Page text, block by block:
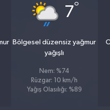
7°
Bölgesel düzensiz yağmur
yağışlı
Nem: %74
Rüzgar: 10 km/h
Yağış Olasılığı: %89